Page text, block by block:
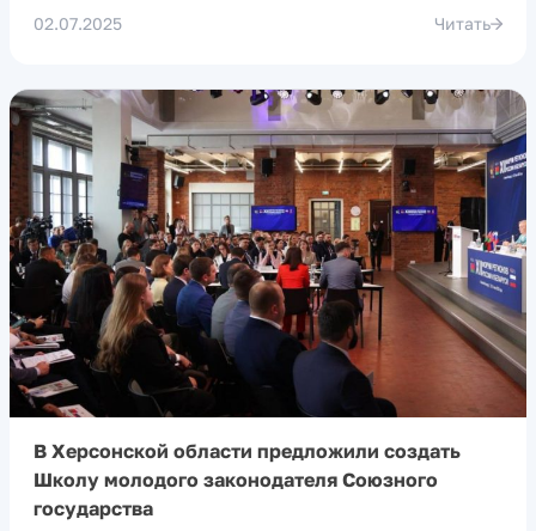
02.07.2025 Читать
В Херсонской области предложили создать
Школу молодого законодателя Союзного
государства